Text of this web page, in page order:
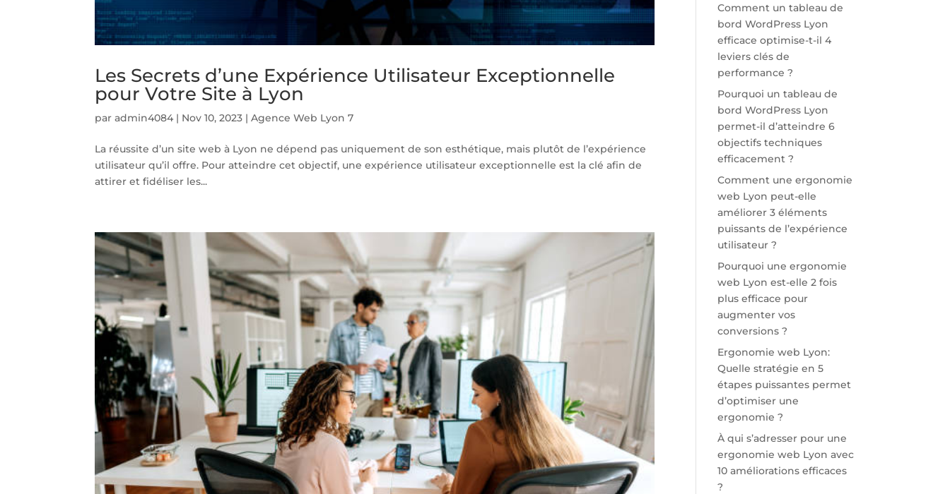
Les Secrets d’une Expérience Utilisateur Exceptionnelle
pour Votre Site à Lyon
paradmin4084 | Nov 10, 2023 |Agence Web Lyon 7
La réussite d’un site web à Lyon ne dépend pas uniquement de son esthétique, mais plutôt de l’expérience
utilisateur qu’il offre. Pour atteindre cet objectif, une expérience utilisateur exceptionnelle est la clé afin de
attirer et fidéliser les...
Comment un tableau de
bord WordPress Lyon
efficace optimise-t-il 4
leviers clés de
performance ?
Pourquoi un tableau de
bord WordPress Lyon
permet-il d’atteindre 6
objectifs techniques
efficacement ?
Comment une ergonomie
web Lyon peut-elle
améliorer 3 éléments
puissants de l’expérience
utilisateur ?
Pourquoi une ergonomie
web Lyon est-elle 2 fois
plus efficace pour
augmenter vos
conversions ?
Ergonomie web Lyon:
Quelle stratégie en 5
étapes puissantes permet
d’optimiser une
ergonomie ?
À qui s’adresser pour une
ergonomie web Lyon avec
10 améliorations efficaces
?